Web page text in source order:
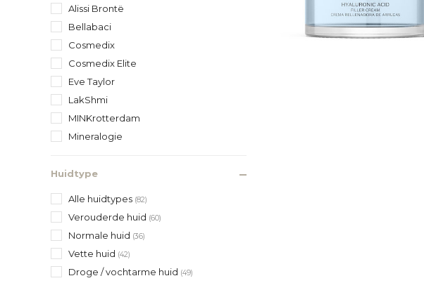
Alissi Brontë
Bellabaci
Cosmedix
Cosmedix Elite
Eve Taylor
LakShmi
MINKrotterdam
Mineralogie
Huidtype
Alle huidtypes (82)
Verouderde huid (60)
Normale huid (36)
Vette huid (42)
Droge / vochtarme huid (49)